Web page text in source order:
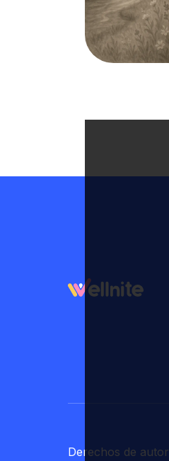
Derechos de autor